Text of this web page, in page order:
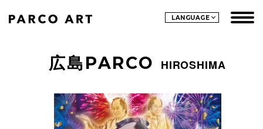
LANGUAGE
広島PARCO HIROSHIMA